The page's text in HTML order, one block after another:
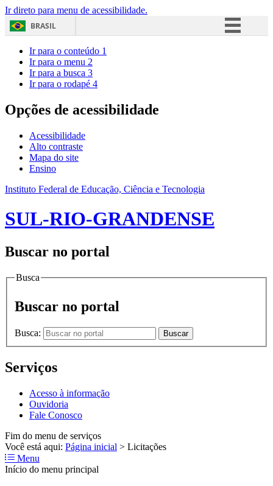
Ir direto para menu de acessibilidade.
BRASIL
Acesso à informação
Ir para o conteúdo 1
Ir para o menu 2
Ir para a busca 3
Ir para o rodapé 4
Opções de acessibilidade
Acessibilidade
Alto contraste
Mapa do site
Ensino
Instituto Federal de Educação, Ciência e Tecnologia
SUL-RIO-GRANDENSE
Buscar no portal
Busca
Buscar no portal
Busca: Buscar
Serviços
Acesso à informação
Ouvidoria
Fale Conosco
Fim do menu de serviços
Você está aqui: Página inicial > Licitações
Menu
Início do menu principal